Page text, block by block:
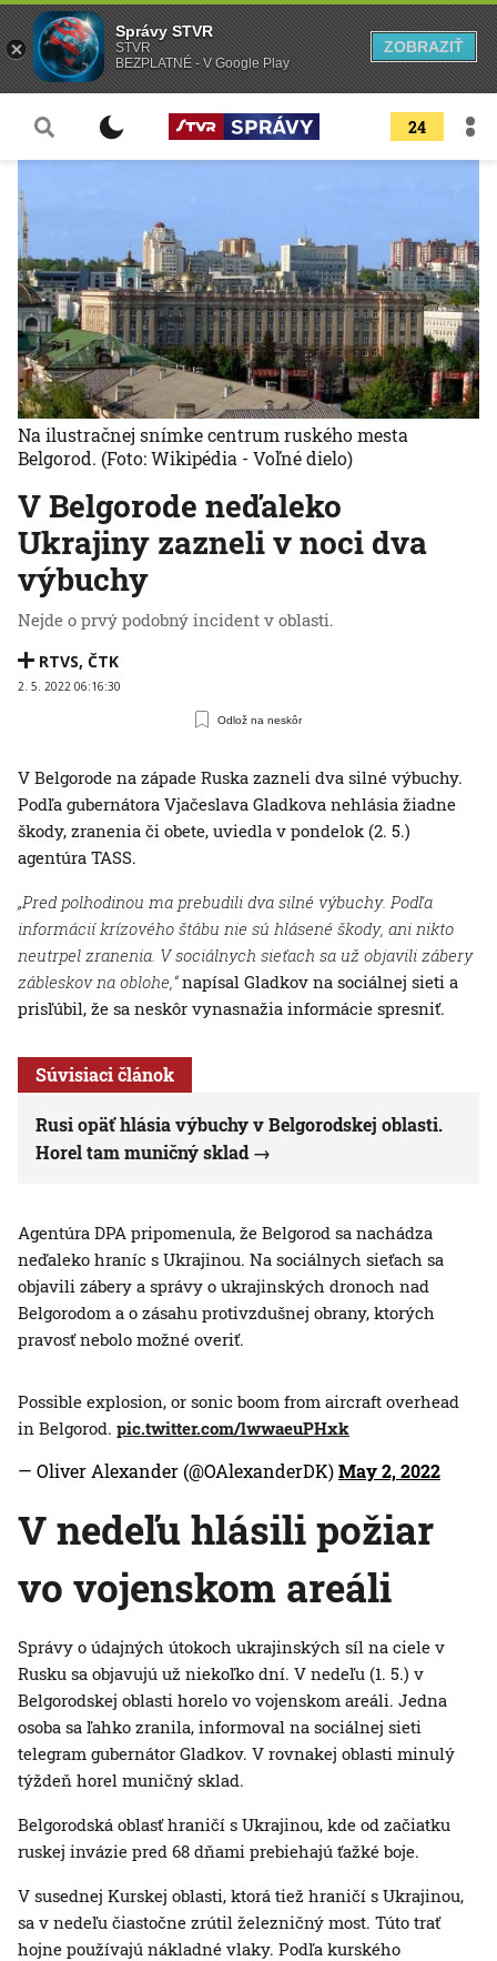
24
V Belgorode neďaleko
Ukrajiny zazneli v noci dva
výbuchy
Nejde o prvý podobný incident v oblasti.
RTVS, ČTK
2. 5. 2022 06:16:30
Odlož na neskôr
Na ilustračnej snímke centrum ruského mesta
Belgorod. (Foto: Wikipédia - Voľné dielo)
V Belgorode na západe Ruska zazneli dva silné výbuchy.
Podľa gubernátora Vjačeslava Gladkova nehlásia žiadne
škody, zranenia či obete, uviedla v pondelok (2. 5.)
agentúra TASS.
„Pred polhodinou ma prebudili dva silné výbuchy. Podľa
informácií krízového štábu nie sú hlásené škody, ani nikto
neutrpel zranenia. V sociálnych sieťach sa už objavili zábery
zábleskov na oblohe,“napísal Gladkov na sociálnej sieti a
prisľúbil, že sa neskôr vynasnažia informácie spresniť.
Súvisiaci článok
Rusi opäť hlásia výbuchy v Belgorodskej oblasti.
Horel tam muničný sklad
Agentúra DPA pripomenula, že Belgorod sa nachádza
neďaleko hraníc s Ukrajinou. Na sociálnych sieťach sa
objavili zábery a správy o ukrajinských dronoch nad
Belgorodom a o zásahu protivzdušnej obrany, ktorých
pravosť nebolo možné overiť.
Possible explosion, or sonic boom from aircraft overhead
in Belgorod. pic.twitter.com/lwwaeuPHxk
— Oliver Alexander (@OAlexanderDK)May 2, 2022
V nedeľu hlásili požiar
vo vojenskom areáli
Správy o údajných útokoch ukrajinských síl na ciele v
Rusku sa objavujú už niekoľko dní. V nedeľu (1. 5.) v
Belgorodskej oblasti horelo vo vojenskom areáli. Jedna
osoba sa ľahko zranila, informoval na sociálnej sieti
telegram gubernátor Gladkov. V rovnakej oblasti minulý
týždeň horel muničný sklad.
Belgorodská oblasť hraničí s Ukrajinou, kde od začiatku
ruskej invázie pred 68 dňami prebiehajú ťažké boje.
V susednej Kurskej oblasti, ktorá tiež hraničí s Ukrajinou,
sa v nedeľu čiastočne zrútil železničný most. Túto trať
hojne používajú nákladné vlaky. Podľa kurského
Správy STVR
STVR
BEZPLATNÉ - V Google Play
ZOBRAZIŤ